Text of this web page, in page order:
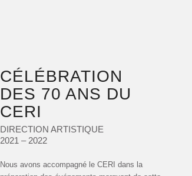
CÉLÉBRATION
DES 70 ANS DU
CERI
DIRECTION ARTISTIQUE
2021 – 2022
Nous avons accompagné le CERI dans la